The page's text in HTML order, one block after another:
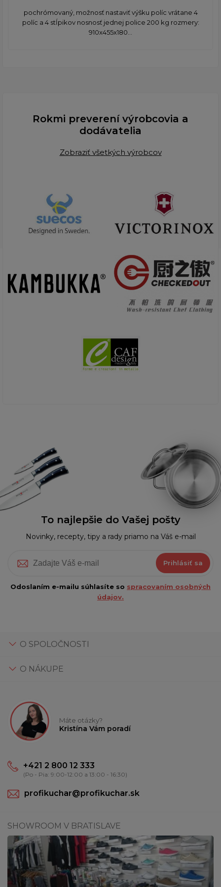
pochrómovaný, možnosť nastaviť výšku políc vrátane 4
políc a 4 stĺpikov nosnosť jednej police 200 kg rozmery:
910x455x180...
Rokmi preverení výrobcovia a
dodávatelia
Zobraziť všetkých výrobcov
To najlepšie do Vašej pošty
Novinky, recepty, tipy a rady priamo na Váš e-mail
Prihlásiť sa
Odoslaním e-mailu súhlasíte so spracovaním osobných
údajov.
O SPOLOČNOSTI
O NÁKUPE
Máte otázky?
Kristína Vám poradí
+421 2 800 12 333
(Po - Pia: 9:00-12:00 a 13:00 - 16:30)
profikuchar@profikuchar.sk
SHOWROOM V BRATISLAVE